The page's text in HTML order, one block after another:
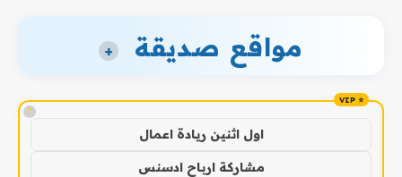
مواقع صديقة +
!
اول اثنين ريادة اعمال
مشاركة ارباح ادسنس